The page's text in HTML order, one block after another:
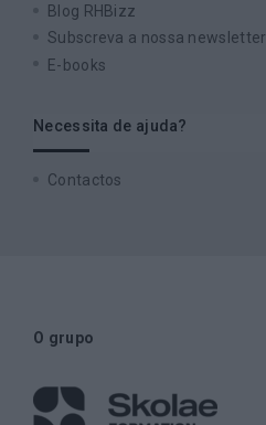
Blog RHBizz
Subscreva a nossa newsletter
E-books
Necessita de ajuda?
Contactos
O grupo